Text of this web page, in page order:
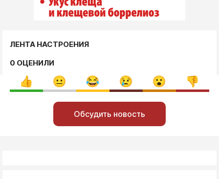
ЛЕНТА НАСТРОЕНИЯ
0 ОЦЕНИЛИ
Обсудить новость